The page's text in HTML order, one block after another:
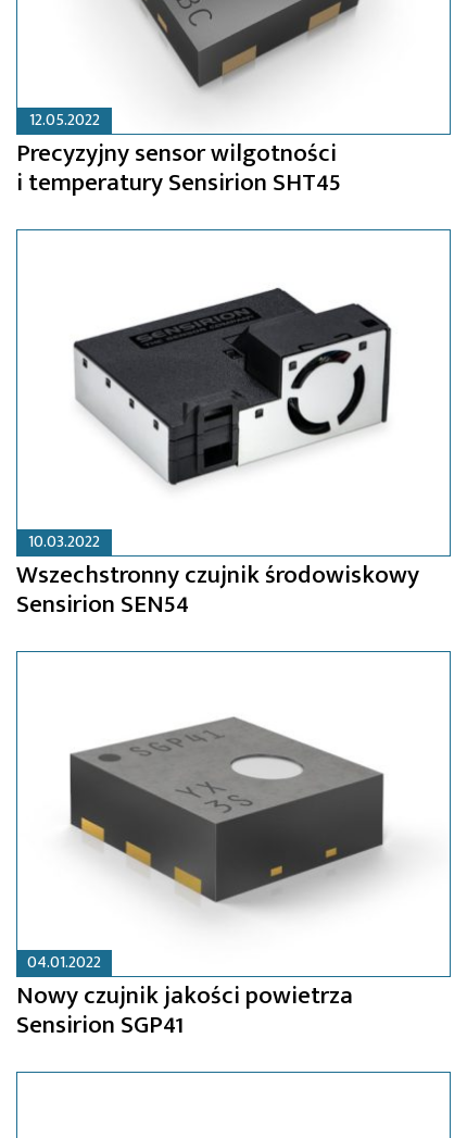
12.05.2022
Precyzyjny sensor wilgotności
i temperatury Sensirion SHT45
10.03.2022
Wszechstronny czujnik środowiskowy
Sensirion SEN54
04.01.2022
Nowy czujnik jakości powietrza
Sensirion SGP41